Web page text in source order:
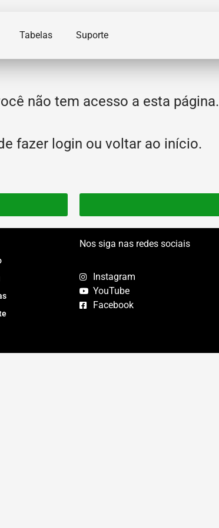
Tabelas Suporte
não tem acesso a esta página.
fazer login ou voltar ao início.
Nos siga nas redes sociais
Instagram
YouTube
Facebook